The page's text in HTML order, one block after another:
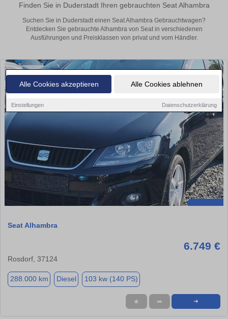
Alle Cookies akzeptieren Alle Cookies ablehnen
Einstellungen Datenschutzerklärung
Finden Sie in Duderstadt Ihren gebrauchten Seat Alhambra
Suchen Sie in Duderstadt einen Seat Alhambra Gebrauchtwagen?
Entdecken Sie gebrauchte Alhambra von Seat in verschiedenen
Ausführungen und Preisklassen von privat und vom Händler.
Seat Alhambra
6.749 €
Rosdorf, 37124
288.000 km Diesel 103 kw (140 PS)
★ ➦ ➜